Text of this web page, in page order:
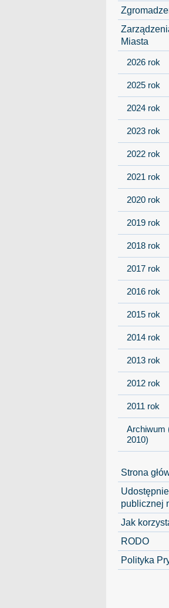
Miasta
2026 rok
2025 rok
2024 rok
2023 rok
2022 rok
2021 rok
2020 rok
2019 rok
2018 rok
2017 rok
2016 rok
2015 rok
2014 rok
2013 rok
2012 rok
2011 rok
Archiwum
2010)
Strona
publicznej
Jak
RODO
Polityka